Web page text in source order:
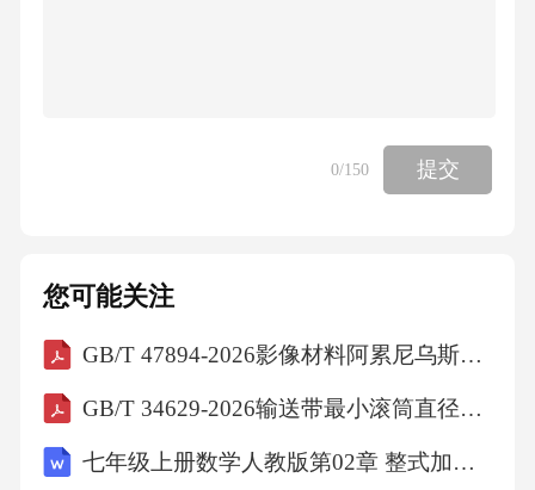
形，所以，又因为，所以，所以四边形是平行
四边形，故所成角即为，不妨设正方体棱长为
B，如图所示，因为，所以四边形为平行四边
确；对于C，如图所示，由A可知，，而，所
以，即与不垂直，而，所以与不垂直，因为，
所以四边形是平行四边形，所以，所以与不垂
0/150 提交
您可能关注
GB/T 47894-2026影像材料阿累尼乌斯型预测的试验方法
GB/T 34629-2026输送带最小滚筒直径的确定
七年级上册数学人教版第02章 整式加减测试卷（原卷版）